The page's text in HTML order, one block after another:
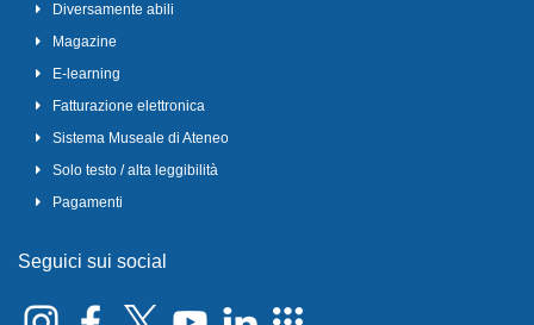
Diversamente abili
Magazine
E-learning
Fatturazione elettronica
Sistema Museale di Ateneo
Solo testo / alta leggibilità
Pagamenti
Seguici sui social